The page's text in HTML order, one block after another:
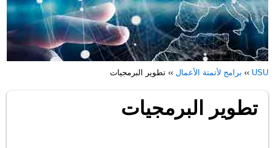
USU
›› برامج لأتمتة الأعمال ››تطوير البرمجيات
تطوير البرمجيات